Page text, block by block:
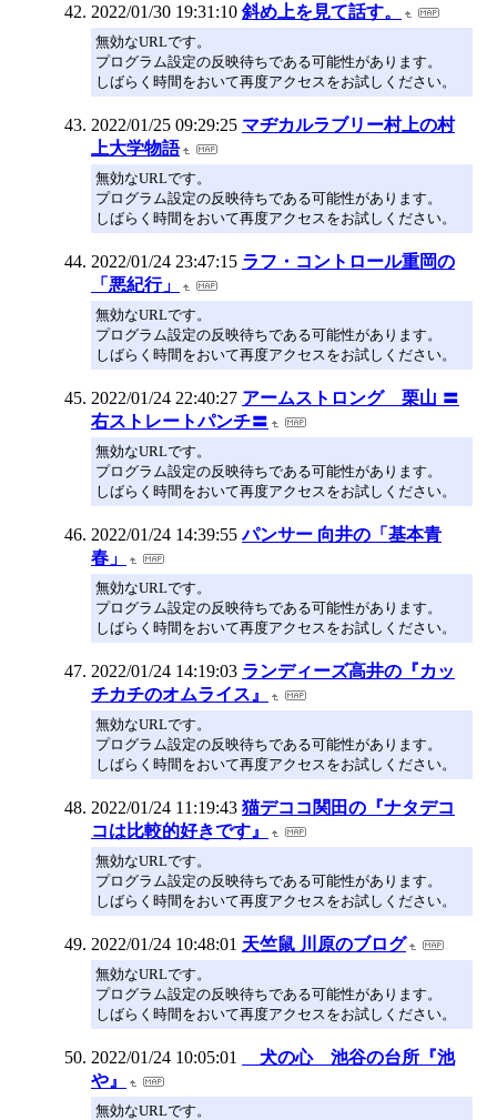
2022/01/30 19:31:10 斜め上を見て話す。
無効なURLです。
プログラム設定の反映待ちである可能性があります。
しばらく時間をおいて再度アクセスをお試しください。
2022/01/25 09:29:25 マヂカルラブリー村上の村
上大学物語
無効なURLです。
プログラム設定の反映待ちである可能性があります。
しばらく時間をおいて再度アクセスをお試しください。
2022/01/24 23:47:15 ラフ・コントロール重岡の
「悪紀行」
無効なURLです。
プログラム設定の反映待ちである可能性があります。
しばらく時間をおいて再度アクセスをお試しください。
2022/01/24 22:40:27 アームストロング 栗山 〓
右ストレートパンチ〓
無効なURLです。
プログラム設定の反映待ちである可能性があります。
しばらく時間をおいて再度アクセスをお試しください。
2022/01/24 14:39:55 パンサー 向井の「基本青
春」
無効なURLです。
プログラム設定の反映待ちである可能性があります。
しばらく時間をおいて再度アクセスをお試しください。
2022/01/24 14:19:03 ランディーズ高井の『カッ
チカチのオムライス』
無効なURLです。
プログラム設定の反映待ちである可能性があります。
しばらく時間をおいて再度アクセスをお試しください。
2022/01/24 11:19:43 猫デココ関田の『ナタデコ
コは比較的好きです』
無効なURLです。
プログラム設定の反映待ちである可能性があります。
しばらく時間をおいて再度アクセスをお試しください。
2022/01/24 10:48:01 天竺鼠 川原のブログ
無効なURLです。
プログラム設定の反映待ちである可能性があります。
しばらく時間をおいて再度アクセスをお試しください。
2022/01/24 10:05:01
犬の心 池谷の台所『池
や』
無効なURLです。